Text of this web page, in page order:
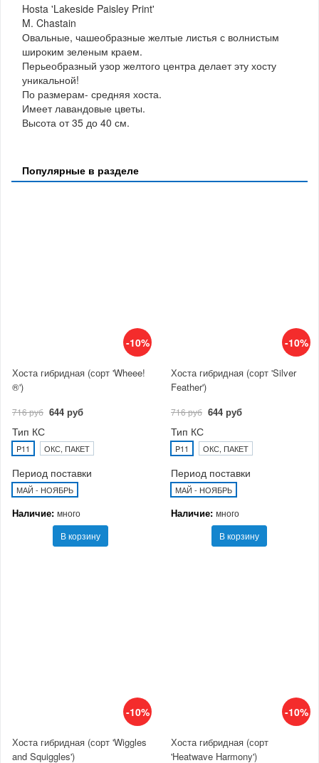
Hosta 'Lakeside Paisley Print'
M. Chastain
Овальные, чашеобразные желтые листья с волнистым
широким зеленым краем.
Перьеобразный узор желтого центра делает эту хосту
уникальной!
По размерам- средняя хоста.
Имеет лавандовые цветы.
Высота от 35 до 40 см.
Популярные в разделе
-10%
Хоста гибридная (сорт 'Wheee!
®')
716 руб 644 руб
Тип КС
P11 ОКС, ПАКЕТ
Период поставки
МАЙ - НОЯБРЬ
Наличие: много
В корзину
-10%
Хоста гибридная (сорт 'Silver
Feather')
716 руб 644 руб
Тип КС
P11 ОКС, ПАКЕТ
Период поставки
МАЙ - НОЯБРЬ
Наличие: много
В корзину
-10%
Хоста гибридная (сорт 'Wiggles
and Squiggles')
-10%
Хоста гибридная (сорт
'Heatwave Harmony')